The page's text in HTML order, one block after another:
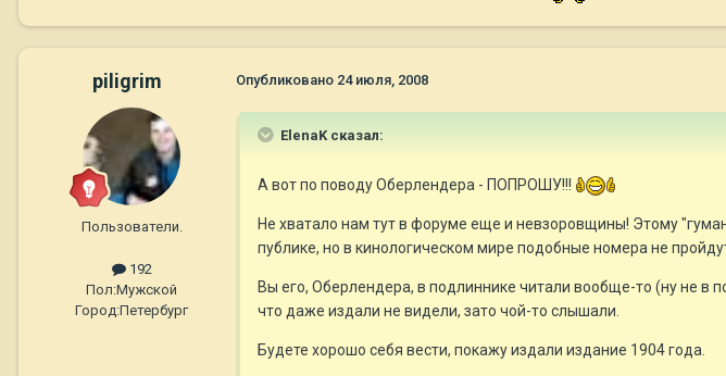
piligrim
Пользователи.
192
Пол:Мужской
Город:Петербург
Опубликовано 24 июля, 2008
ElenaK сказал:
А вот по поводу Оберлендера - ПОПРОШУ!!!
Не хватало нам тут в форуме еще и невзоровщины! Этому
публике, но в кинологическом мире подобные номера не
Вы его, Оберлендера, в подлиннике читали вообще-то (ну не в
что даже издали не видели, зато чой-то слышали.
Будете хорошо себя вести, покажу издали издание 1904 года.